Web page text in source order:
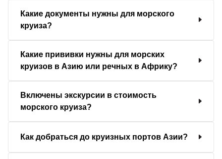
Какие документы нужны для морского
круиза?
Какие прививки нужны для морских
круизов в Азию или речных в Африку?
Включены экскурсии в стоимость
морского круиза?
Как добраться до круизных портов Азии?